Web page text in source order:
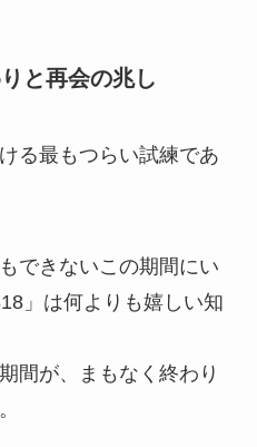
と再会の兆し
る最もつらい試練であ
できないこの期間にい
」は何よりも嬉しい知
間が、まもなく終わり